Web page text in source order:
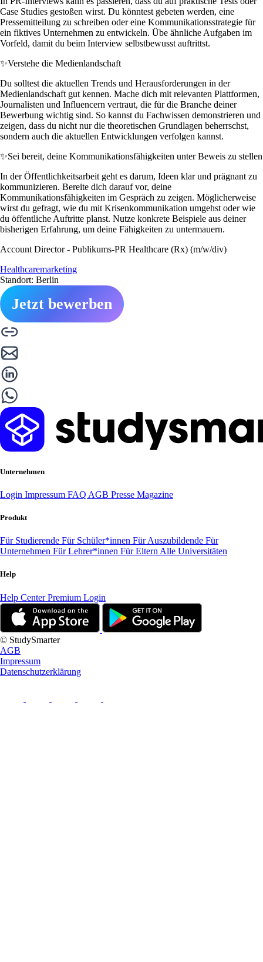
Case Studies gestoßen wirst. Du könntest gebeten werden, eine
Pressemitteilung zu schreiben oder eine Kommunikationsstrategie für
ein fiktives Unternehmen zu entwickeln. Übe ähnliche Aufgaben im
Vorfeld, damit du beim Interview selbstbewusst auftrittst.
✨Verstehe die Medienlandschaft
Du solltest die aktuellen Trends und Herausforderungen in der
Medienlandschaft gut kennen. Mache dich mit relevanten Plattformen,
Journalisten und Influencern vertraut, die für die Branche deiner
Bewerbung wichtig sind. So kannst du Fachwissen demonstrieren und
zeigen, dass du nicht nur die theoretischen Grundlagen beherrschst,
sondern auch die aktuellen Entwicklungen verfolgen kannst.
✨Sei bereit, deine Kommunikationsfähigkeiten unter Beweis zu stellen
In der Öffentlichkeitsarbeit geht es darum, Ideen klar und prägnant zu
kommunizieren. Bereite dich darauf vor, deine
Kommunikationsfähigkeiten im Gespräch zu zeigen. Möglicherweise
wirst du gefragt, wie du mit Krisenkommunikation umgehst oder wie
du öffentliche Auftritte planst. Nutze konkrete Beispiele aus deiner
bisherigen Erfahrung, um deine Fähigkeiten zu untermauern.
Account Director - Publikums-PR Healthcare (Rx) (m/w/div)
Healthcaremarketing
Standort: Berlin
Jetzt bewerben
Unternehmen
Login Impressum FAQ AGB Presse Magazine
Produkt
Für Studierende Für Schüler*innen Für Auszubildende Für
Unternehmen Für Lehrer*innen Für Eltern Alle Universitäten
Help
Help CenterPremium Login
© StudySmarter
AGB
Impressum
Datenschutzerklärung